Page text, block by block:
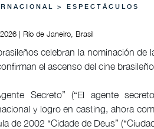
> ESPECTÁCULOS
| Río de Janeiro, Brasil
celebran la nominación de
el ascenso del cine
Secreto” (“El agente
y logro en casting, ahora
de 2002 “Cidade de Deus”